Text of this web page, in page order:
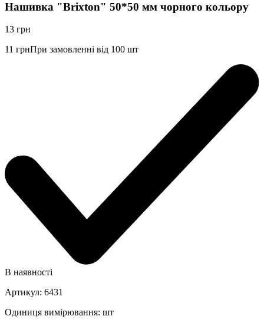
Нашивка "Brixton" 50*50 мм чорного кольору
13 грн
11 грнПри замовленні від 100 шт
В наявності
Артикул: 6431
Одиниця вимірювання: шт